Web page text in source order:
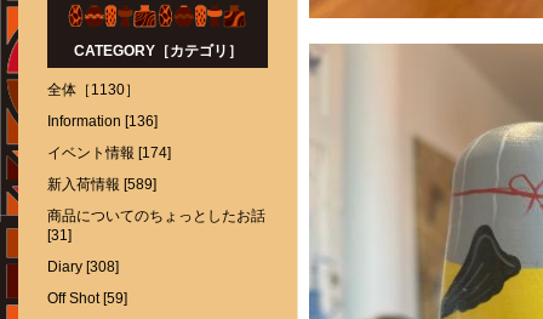
CATEGORY［カテゴリ］
全体［1130］
Information [136]
イベント情報 [174]
新入荷情報 [589]
商品についてのちょっとしたお話
[31]
Diary [308]
Off Shot [59]